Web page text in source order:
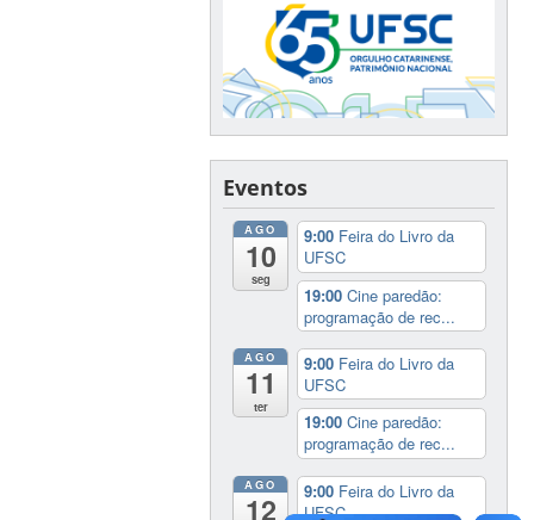
Eventos
AGO
10
seg
9:00 Feira do Livro da
UFSC
19:00Cine paredão:
programação de rec...
AGO
11
ter
9:00 Feira do Livro da
UFSC
19:00Cine paredão:
programação de rec...
AGO
12
9:00 Feira do Livro da
UFSC